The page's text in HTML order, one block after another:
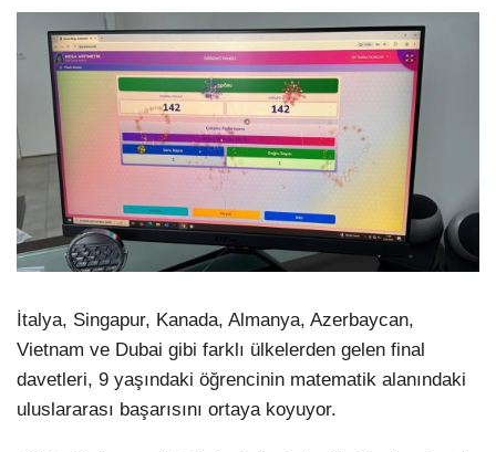
İtalya, Singapur, Kanada, Almanya, Azerbaycan,
Vietnam ve Dubai gibi farklı ülkelerden gelen final
davetleri, 9 yaşındaki öğrencinin matematik alanındaki
uluslararası başarısını ortaya koyuyor.